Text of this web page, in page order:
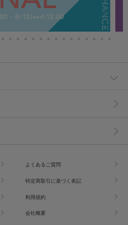
よくあるご質問
特定商取引に基づく表記
利用規約
会社概要